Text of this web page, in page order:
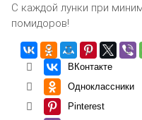
С каждой лунки при
помидоров!
ВКонтакте
Одноклассники
Pinterest